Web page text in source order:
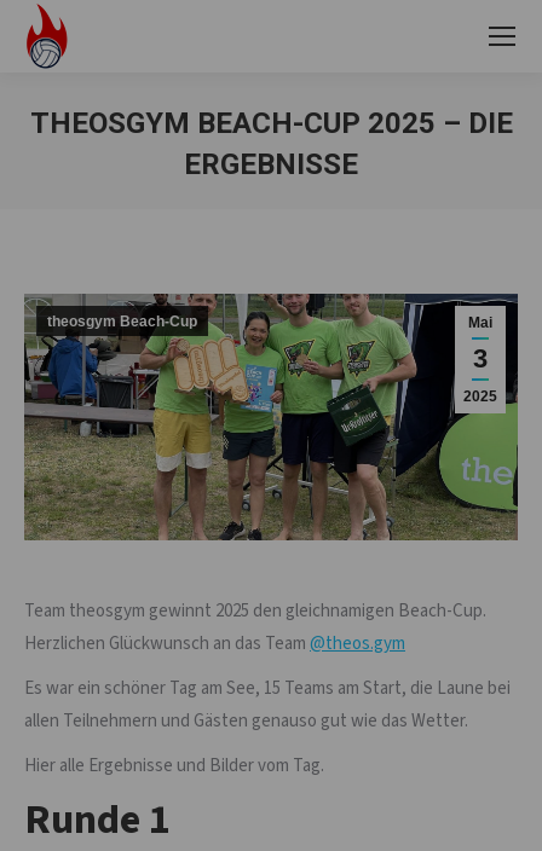
THEOSGYM BEACH-CUP 2025 – DIE
ERGEBNISSE
Mai
3
2025
theosgym Beach-Cup
Team theosgym gewinnt 2025 den gleichnamigen Beach-Cup.
Herzlichen Glückwunsch an das Team@theos.gym
Es war ein schöner Tag am See, 15 Teams am Start, die Laune bei
allen Teilnehmern und Gästen genauso gut wie das Wetter.
Hier alle Ergebnisse und Bilder vom Tag.
Runde 1